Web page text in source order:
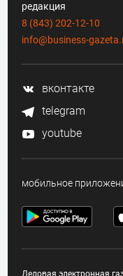
редакция
8 (843) 202-12-10
info@business-
вконтакте
telegram
youtube
мобильное
Деловая электронная